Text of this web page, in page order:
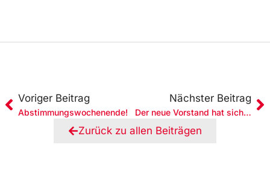
Voriger Beitrag
Abstimmungswochenende!
Nächster Beitrag
Der neue Vorstand hat sich organisiert
Zurück zu allen Beiträgen